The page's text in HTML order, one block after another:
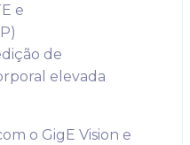
e
de
elevada
o GigE Vision e